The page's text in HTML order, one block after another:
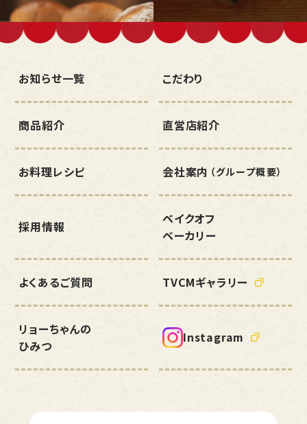
お知らせ一覧 こだわり
商品紹介 直営店紹介
お料理レシピ 会社案内 （グループ概要）
採用情報
ベイクオフ
ベーカリー
よくあるご質問 TVCMギャラリー
リョーちゃんの
ひみつ
Instagram